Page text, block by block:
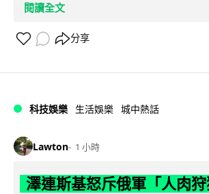
閱讀全文
分享
科技娛樂 生活娛樂 城中熱話
Lawton 1 小時
澤連斯基怒斥俄軍「人肉